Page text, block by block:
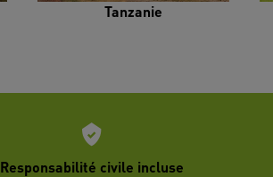
Tanzanie
Responsabilité civile incluse